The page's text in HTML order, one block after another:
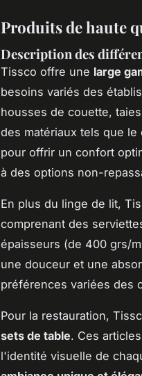
Produits de haute
Description des
Tissco offre une large
besoins variés des
housses de couette,
des matériaux tels que
pour offrir un confort
à des options non-
En plus du linge de lit,
comprenant des
épaisseurs (de 400 grs/
une douceur et une
préférences variées des
Pour la restauration,
sets de table. Ces
l'identité visuelle de